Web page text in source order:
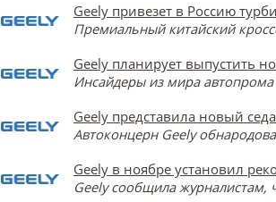
Geely привезет в Россию
Премиальный китайский
Geely планирует выпустить
Инсайдеры из мира
Geely представила новый
Автоконцерн Geely
Geely в ноябре установил
Geely сообщила журналистам,